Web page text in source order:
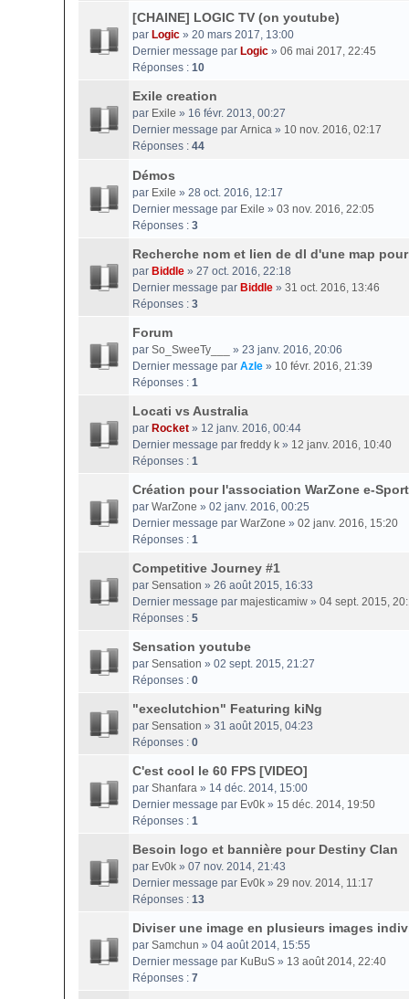
[CHAINE] LOGIC TV (on youtube)
par Logic » 20 mars 2017, 13:00
Dernier message par Logic » 06 mai 2017, 22:45
Réponses : 10
Exile creation
par Exile » 16 févr. 2013, 00:27
Dernier message par Arnica » 10 nov. 2016, 02:17
Réponses : 44
Démos
par Exile » 28 oct. 2016, 12:17
Dernier message par Exile » 03 nov. 2016, 22:05
Réponses : 3
Recherche nom et lien de dl d'une map
par Biddle » 27 oct. 2016, 22:18
Dernier message par Biddle » 31 oct. 2016, 13:46
Réponses : 3
Forum
par So_SweeTy___
» 23 janv. 2016, 20:06
Dernier message par Azle » 10 févr. 2016, 21:39
Réponses : 1
Locati vs Australia
par Rocket » 12 janv. 2016, 00:44
Dernier message par freddy k » 12 janv. 2016, 10:40
Réponses : 1
Création pour l'association WarZone e-
par WarZone » 02 janv. 2016, 00:25
Dernier message par WarZone » 02 janv. 2016, 15:20
Réponses : 1
Competitive Journey #1
par Sensation » 26 août 2015, 16:33
Dernier message par majesticamiw » 04 sept. 2015,
Réponses : 5
Sensation youtube
par Sensation » 02 sept. 2015, 21:27
Réponses : 0
"execlutchion" Featuring kiNg
par Sensation » 31 août 2015, 04:23
Réponses : 0
C'est cool le 60 FPS [VIDEO]
par Shanfara » 14 déc. 2014, 15:00
Dernier message par Ev0k » 15 déc. 2014, 19:50
Réponses : 1
Besoin logo et bannière pour Destiny Clan
par Ev0k » 07 nov. 2014, 21:43
Dernier message par Ev0k » 29 nov. 2014, 11:17
Réponses : 13
Diviser une image en plusieurs images
par Samchun » 04 août 2014, 15:55
Dernier message par KuBuS » 13 août 2014, 22:40
Réponses : 7